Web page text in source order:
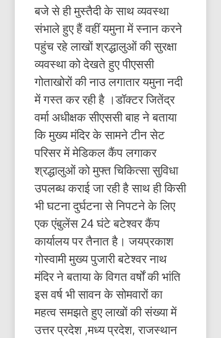
बजे से ही मुस्तैदी के साथ व्यवस्था
संभाले हुए हैं वहीं यमुना में स्नान करने
पहुंच रहे लाखों श्रद्धालुओं की सुरक्षा
व्यवस्था को देखते हुए पीएससी
गोताखोरों की नाउ लगातार यमुना नदी
में गस्त कर रही है ।डॉक्टर जितेंद्र
वर्मा अधीक्षक सीएससी बाह ने बताया
कि मुख्य मंदिर के सामने टीन सेट
परिसर में मेडिकल कैंप लगाकर
श्रद्धालुओं को मुफ्त चिकित्सा सुविधा
उपलब्ध कराई जा रही है साथ ही किसी
भी घटना दुर्घटना से निपटने के लिए
एक एंबुलेंस 24 घंटे बटेश्वर कैंप
कार्यालय पर तैनात है। जयप्रकाश
गोस्वामी मुख्य पुजारी बटेश्वर नाथ
मंदिर ने बताया के विगत वर्षों की भांति
इस वर्ष भी सावन के सोमवारों का
महत्व समझते हुए लाखों की संख्या में
उत्तर प्रदेश ,मध्य प्रदेश, राजस्थान